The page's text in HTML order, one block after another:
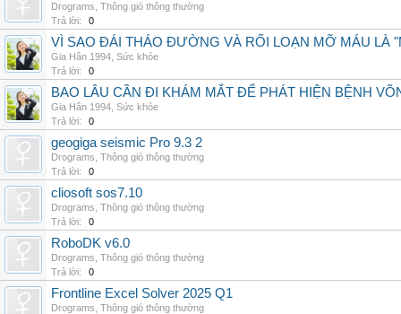
Drograms Thông gió thông thường
Trả lời:
0
VÌ SAO ĐÁI THÁO ĐƯỜNG VÀ RỐI LOẠN MỠ MÁU LÀ
Gia Hân 1994 Sức khỏe
Trả lời:
0
BAO LÂU CẦN ĐI KHÁM MẮT ĐỂ PHÁT HIỆN BỆNH
Gia Hân 1994 Sức khỏe
Trả lời:
0
geogiga seismic Pro 9.3 2
Drograms Thông gió thông thường
Trả lời:
0
cliosoft sos7.10
Drograms Thông gió thông thường
Trả lời:
0
RoboDK v6.0
Drograms Thông gió thông thường
Trả lời:
0
Frontline Excel Solver 2025 Q1
Drograms Thông gió thông thường